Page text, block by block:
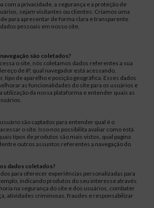
com a privacidade, a segurança e a proteção de
sejam visitantes ou clientes. Criamos uma
para apresentar de forma clara e transparente
pessoais em nosso site.
são coletados?
o site, nós coletamos dados referentes a sua
de IP, qual navegador está acessando,
tipo de aparelho e posição geográfica. Esses dados
as funcionalidades do site para os usuários e
utilização da nossa plataforma e entender quais as
são captados para entender qual é o
o site. Isso nos possibilita avaliar como está
tipos de produtos são mais vistos, qual pagina
outros assuntos referentes a navegação do
dados coletados?
para oferecer experiências personalizadas para
indicando produtos do seu interesse através
na segurança do site e dos usuários, combater
atividades criminosas, fraudes e responsabilizar